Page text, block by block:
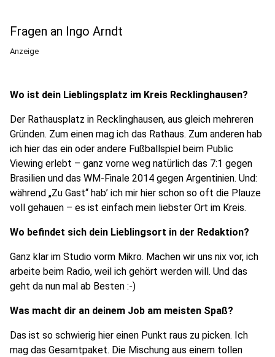
Fragen an Ingo Arndt
Anzeige
Wo ist dein Lieblingsplatz im Kreis Recklinghausen?
Der Rathausplatz in Recklinghausen, aus gleich mehreren
Gründen. Zum einen mag ich das Rathaus. Zum anderen hab
ich hier das ein oder andere Fußballspiel beim Public
Viewing erlebt – ganz vorne weg natürlich das 7:1 gegen
Brasilien und das WM-Finale 2014 gegen Argentinien. Und:
während „Zu Gast“ hab’ ich mir hier schon so oft die Plauze
voll gehauen – es ist einfach mein liebster Ort im Kreis.
Wo befindet sich dein Lieblingsort in der Redaktion?
Ganz klar im Studio vorm Mikro. Machen wir uns nix vor, ich
arbeite beim Radio, weil ich gehört werden will. Und das
geht da nun mal ab Besten :-)
Was macht dir an deinem Job am meisten Spaß?
Das ist so schwierig hier einen Punkt raus zu picken. Ich
mag das Gesamtpaket. Die Mischung aus einem tollen